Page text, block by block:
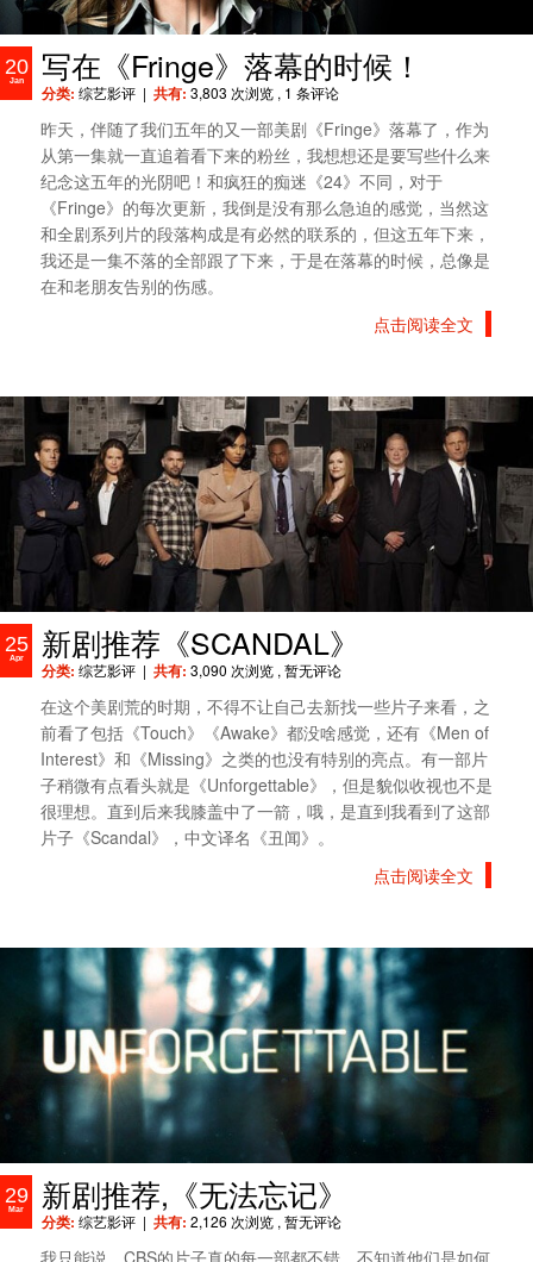
20
Jan 写在《Fringe》落幕的时候！
分类: 综艺影评 | 共有: 3,803 次浏览 , 1 条评论
昨天，伴随了我们五年的又一部美剧《Fringe》落幕了，作为
从第一集就一直追着看下来的粉丝，我想想还是要写些什么来
纪念这五年的光阴吧！和疯狂的痴迷《24》不同，对于
《Fringe》的每次更新，我倒是没有那么急迫的感觉，当然这
和全剧系列片的段落构成是有必然的联系的，但这五年下来，
我还是一集不落的全部跟了下来，于是在落幕的时候，总像是
在和老朋友告别的伤感。
点击阅读全文
25
Apr 新剧推荐《SCANDAL》
分类: 综艺影评 | 共有: 3,090 次浏览 , 暂无评论
在这个美剧荒的时期，不得不让自己去新找一些片子来看，之
前看了包括《Touch》《Awake》都没啥感觉，还有《Men of
Interest》和《Missing》之类的也没有特别的亮点。有一部片
子稍微有点看头就是《Unforgettable》，但是貌似收视也不是
很理想。直到后来我膝盖中了一箭，哦，是直到我看到了这部
片子《Scandal》，中文译名《丑闻》。
点击阅读全文
29
Mar 新剧推荐,《无法忘记》
分类: 综艺影评 | 共有: 2,126 次浏览 , 暂无评论
我只能说，CBS的片子真的每一部都不错，不知道他们是如何